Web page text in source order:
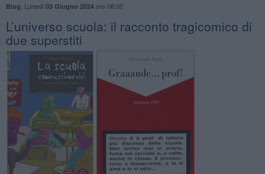
Blog Lunedì 03 Giugno 2024ore 08:00
L’universo scuola: il racconto tragicomico di
due superstiti